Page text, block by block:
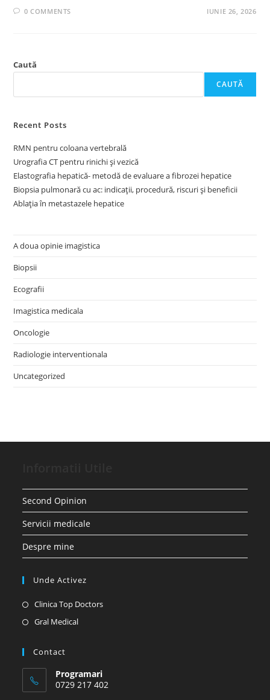
0 COMMENTS IUNIE 26, 2026
Caută
CAUTĂ
Recent Posts
RMN pentru coloana vertebrală
Urografia CT pentru rinichi și vezică
Elastografia hepatică- metodă de evaluare a fibrozei hepatice
Biopsia pulmonară cu ac: indicații, procedură, riscuri și beneficii
Ablația în metastazele hepatice
A doua opinie imagistica
Biopsii
Ecografii
Imagistica medicala
Oncologie
Radiologie interventionala
Uncategorized
Second Opinion
Servicii medicale
Despre mine
Unde Activez
Clinica Top DoctorsOpens
Gral MedicalOpens
tab
Contact
Programari
0729 217 402